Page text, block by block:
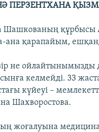
ПЕРЗЕНТХАНА
Шашкованың құрбысы
ана қарапайым,
не ойлайтынымызды
келмейді. 33
күйеуі –
Шахворостова.
жоғалуына